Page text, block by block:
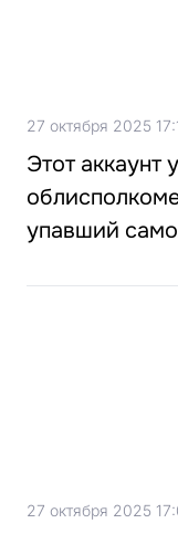
27 октября 2025
Этот аккаунт
упавший
27 октября 2025